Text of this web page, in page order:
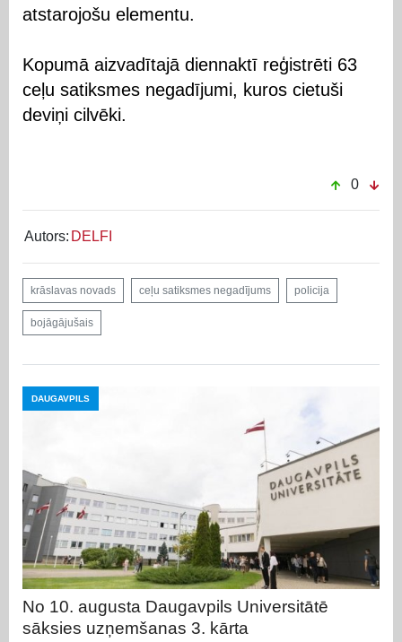
atstarojošu elementu.
Kopumā aizvadītajā diennaktī reģistrēti 63
ceļu satiksmes negadījumi, kuros cietuši
deviņi cilvēki.
0
Autors: DELFI
krāslavas novads ceļu satiksmes negadījums policija
bojāgājušais
DAUGAVPILS
No 10. augusta Daugavpils Universitātē
sāksies uzņemšanas 3. kārta